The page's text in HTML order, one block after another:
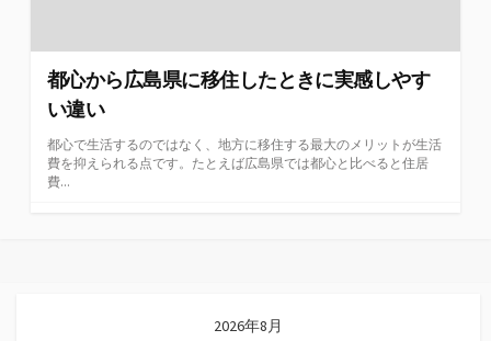
都心から広島県に移住したときに実感しやす
い違い
都心で生活するのではなく、地方に移住する最大のメリットが生活
費を抑えられる点です。たとえば広島県では都心と比べると住居
費...
2026年8月